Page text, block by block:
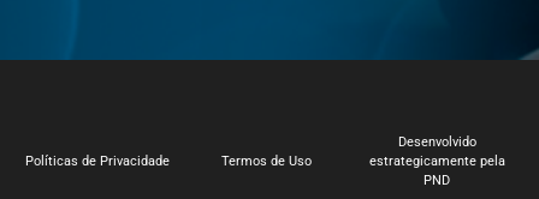
Políticas de Privacidade Termos de Uso
Desenvolvido
estrategicamente pela
PND